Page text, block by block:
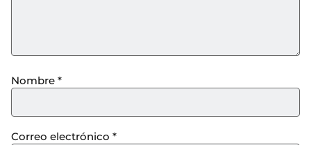
Nombre *
Correo electrónico *